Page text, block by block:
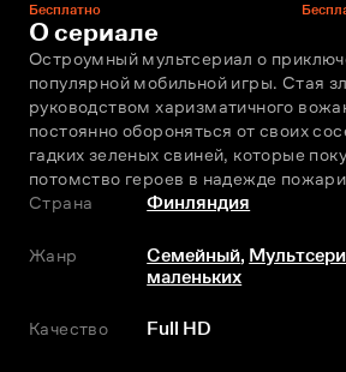
Бесплатно
О сериале
Остроумный мультсериал о
популярной мобильной игры. Стая
руководством харизматичного
постоянно обороняться от своих
гадких зелeных свиней, которые
потомство героев в надежде
Страна
Финляндия
Жанр Семейный,
маленьких
Качество Full HD